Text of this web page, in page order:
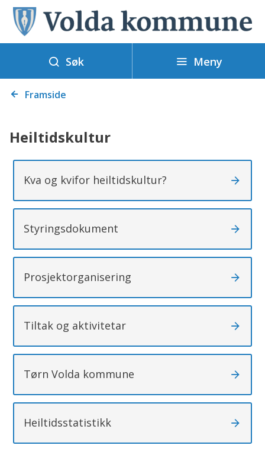
V
o
l
a
u
e
Søk Meny
Du Framside
Heiltidskultur
Kva og kvifor heiltidskultur?
Styringsdokument
Prosjektorganisering
Tiltak og aktivitetar
Tørn Volda kommune
Heiltidsstatistikk